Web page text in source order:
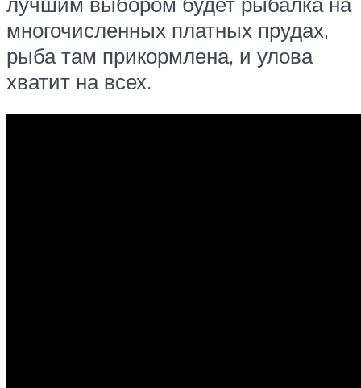
многочисленных платных прудах,
рыба там прикормлена, и улова
хватит на всех.